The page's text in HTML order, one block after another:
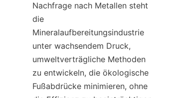
Nachfrage nach Metallen steht
die
Mineralaufbereitungsindustrie
unter wachsendem Druck,
umweltverträgliche Methoden
zu entwickeln, die ökologische
Fußabdrücke minimieren, ohne